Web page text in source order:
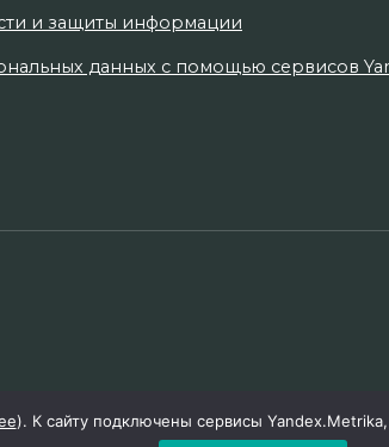
и защиты информации
данных с помощью сервисов
). К сайту подключены сервисы